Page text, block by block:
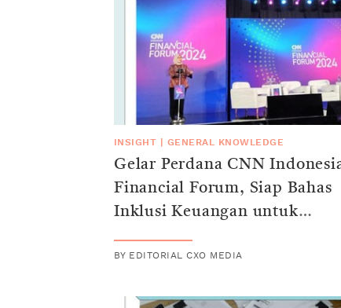
INSIGHT GENERAL KNOWLEDGE
Gelar Perdana CNN
Financial Forum, Siap Bahas
Inklusi Keuangan untuk
BY EDITORIAL CXO MEDIA